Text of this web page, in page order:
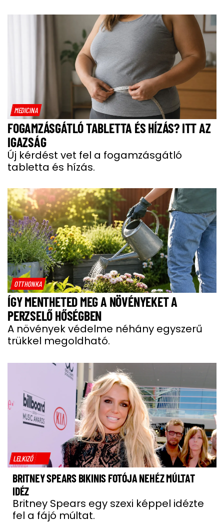
MEDICINA
FOGAMZÁSGÁTLÓ TABLETTA ÉS HÍZÁS? ITT AZ
IGAZSÁG
Új kérdést vet fel a fogamzásgátló
tabletta és hízás.
OTTHONKA
ÍGY MENTHETED MEG A NÖVÉNYEKET A
PERZSELŐ HŐSÉGBEN
A növények védelme néhány egyszerű
trükkel megoldható.
LELKIZŐ
BRITNEY SPEARS BIKINIS FOTÓJA NEHÉZ MÚLTAT
IDÉZ
Britney Spears egy szexi képpel idézte
fel a fájó múltat.